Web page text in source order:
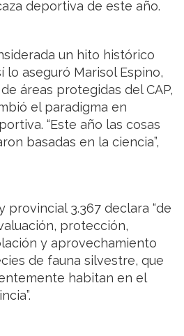
deportiva de este año.
un hito histórico
lo aseguró Marisol Espino,
áreas protegidas del CAP,
el paradigma en
“Este año las cosas
basadas en la ciencia”,
provincial 3.367 declara “de
protección,
y aprovechamiento
de fauna silvestre, que
habitan en el